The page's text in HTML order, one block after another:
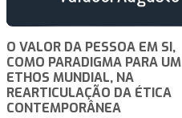
O VALOR DA PESSOA EM SI,
COMO PARADIGMA PARA UM
ETHOS MUNDIAL, NA
REARTICULAÇÃO DA ÉTICA
CONTEMPORÂNEA